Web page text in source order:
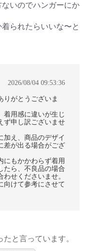
いのでハンガーにか
られたらいいな〜と
2026/08/04 09:53:36
りがとうございま
着用感に違いが生じ
ず申し訳ございませ
加え、商品のデザイ
差が出る場合がござ
にもかかわらず着用
たら、不良品の場合
せくださいませ。
向けて参考にさせて
と言っています。